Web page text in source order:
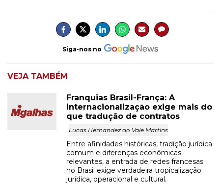
Siga-nos no
VEJA TAMBÉM
Franquias Brasil-França: A
internacionalização exige mais do
que tradução de contratos
Lucas Hernandez do Vale Martins
Entre afinidades históricas, tradição jurídica
comum e diferenças econômicas
relevantes, a entrada de redes francesas
no Brasil exige verdadeira tropicalização
jurídica, operacional e cultural.